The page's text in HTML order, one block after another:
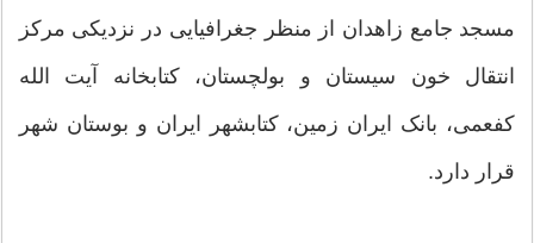
مسجد جامع زاهدان از منظر جغرافیایی در نزدیکی مرکز
انتقال خون سیستان و بولچستان، کتابخانه آیت الله
کفعمی، بانک ایران زمین، کتابشهر ایران و بوستان شهر
قرار دارد.